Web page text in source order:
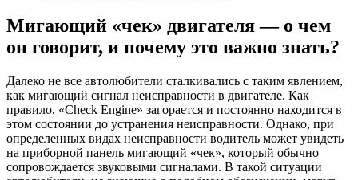
Мигающий «чек» двигателя — о чем
он говорит, и почему это важно знать?
Далеко не все автолюбители сталкивались с таким явлением,
как мигающий сигнал неисправности в двигателе. Как
правило, «Check Engine» загорается и постоянно находится в
этом состоянии до устранения неисправности. Однако, при
определенных видах неисправности водитель может увидеть
на приборной панель мигающий «чек», который обычно
сопровождается звуковыми сигналами. В такой ситуации